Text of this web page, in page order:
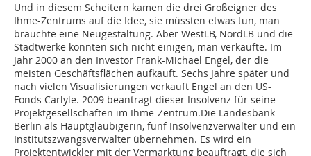
Und in diesem Scheitern kamen die drei Großeigner des
Ihme-Zentrums auf die Idee, sie müssten etwas tun, man
bräuchte eine Neugestaltung. Aber WestLB, NordLB und die
Stadtwerke konnten sich nicht einigen, man verkaufte. Im
Jahr 2000 an den Investor Frank-Michael Engel, der die
meisten Geschäftsflächen aufkauft. Sechs Jahre später und
nach vielen Visualisierungen verkauft Engel an den US-
Fonds Carlyle. 2009 beantragt dieser Insolvenz für seine
Projektgesellschaften im Ihme-Zentrum.Die Landesbank
Berlin als Hauptgläubigerin, fünf Insolvenzverwalter und ein
Institutszwangsverwalter übernehmen. Es wird ein
Projektentwickler mit der Vermarktung beauftragt, die sich